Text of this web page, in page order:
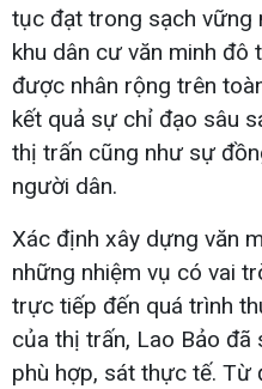
tục đạt trong sạch vững
khu dân cư văn minh đô
được nhân rộng trên
kết quả sự chỉ đạo sâu
thị trấn cũng như sự
người dân.
Xác định xây dựng văn
những nhiệm vụ có vai
trực tiếp đến quá trình
của thị trấn, Lao Bảo
phù hợp, sát thực tế. Từ